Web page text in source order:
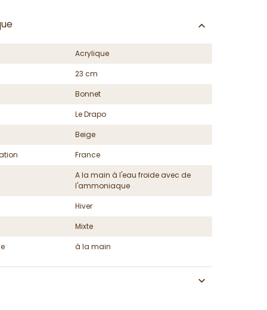
Acrylique
23 cm
Bonnet
Le Drapo
Beige
France
A la main à l'eau froide avec de
l'ammoniaque
Hiver
Mixte
à la main